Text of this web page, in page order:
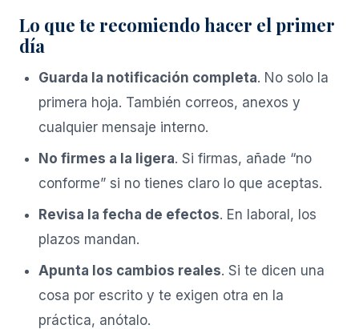
Lo que te recomiendo hacer el primer
día
Guarda la notificación completa. No solo la
primera hoja. También correos, anexos y
cualquier mensaje interno.
No firmes a la ligera. Si firmas, añade “no
conforme” si no tienes claro lo que aceptas.
Revisa la fecha de efectos. En laboral, los
plazos mandan.
Apunta los cambios reales. Si te dicen una
cosa por escrito y te exigen otra en la
práctica, anótalo.